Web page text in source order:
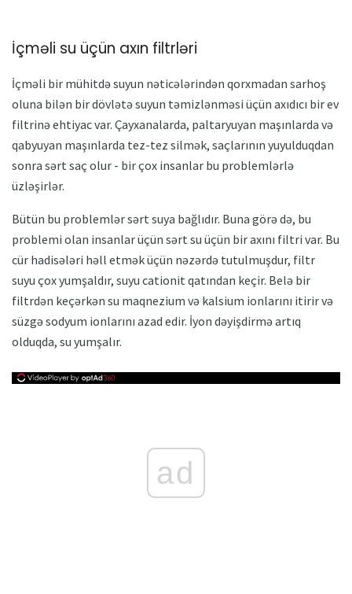
İçməli su üçün axın filtrləri
İçməli bir mühitdə suyun nəticələrindən qorxmadan sarhoş
oluna bilən bir dövlətə suyun təmizlənməsi üçün axıdıcı bir ev
filtrinə ehtiyac var. Çayxanalarda, paltaryuyan maşınlarda və
qabyuyan maşınlarda tez-tez silmək, saçlarının yuyulduqdan
sonra sərt saç olur - bir çox insanlar bu problemlərlə
üzləşirlər.
Bütün bu problemlər sərt suya bağlıdır. Buna görə də, bu
problemi olan insanlar üçün sərt su üçün bir axını filtri var. Bu
cür hadisələri həll etmək üçün nəzərdə tutulmuşdur, filtr
suyu çox yumşaldır, suyu cationit qatından keçir. Belə bir
filtrdən keçərkən su maqnezium və kalsium ionlarını itirir və
süzgə sodyum ionlarını azad edir. İyon dəyişdirmə artıq
olduqda, su yumşalır.
ad